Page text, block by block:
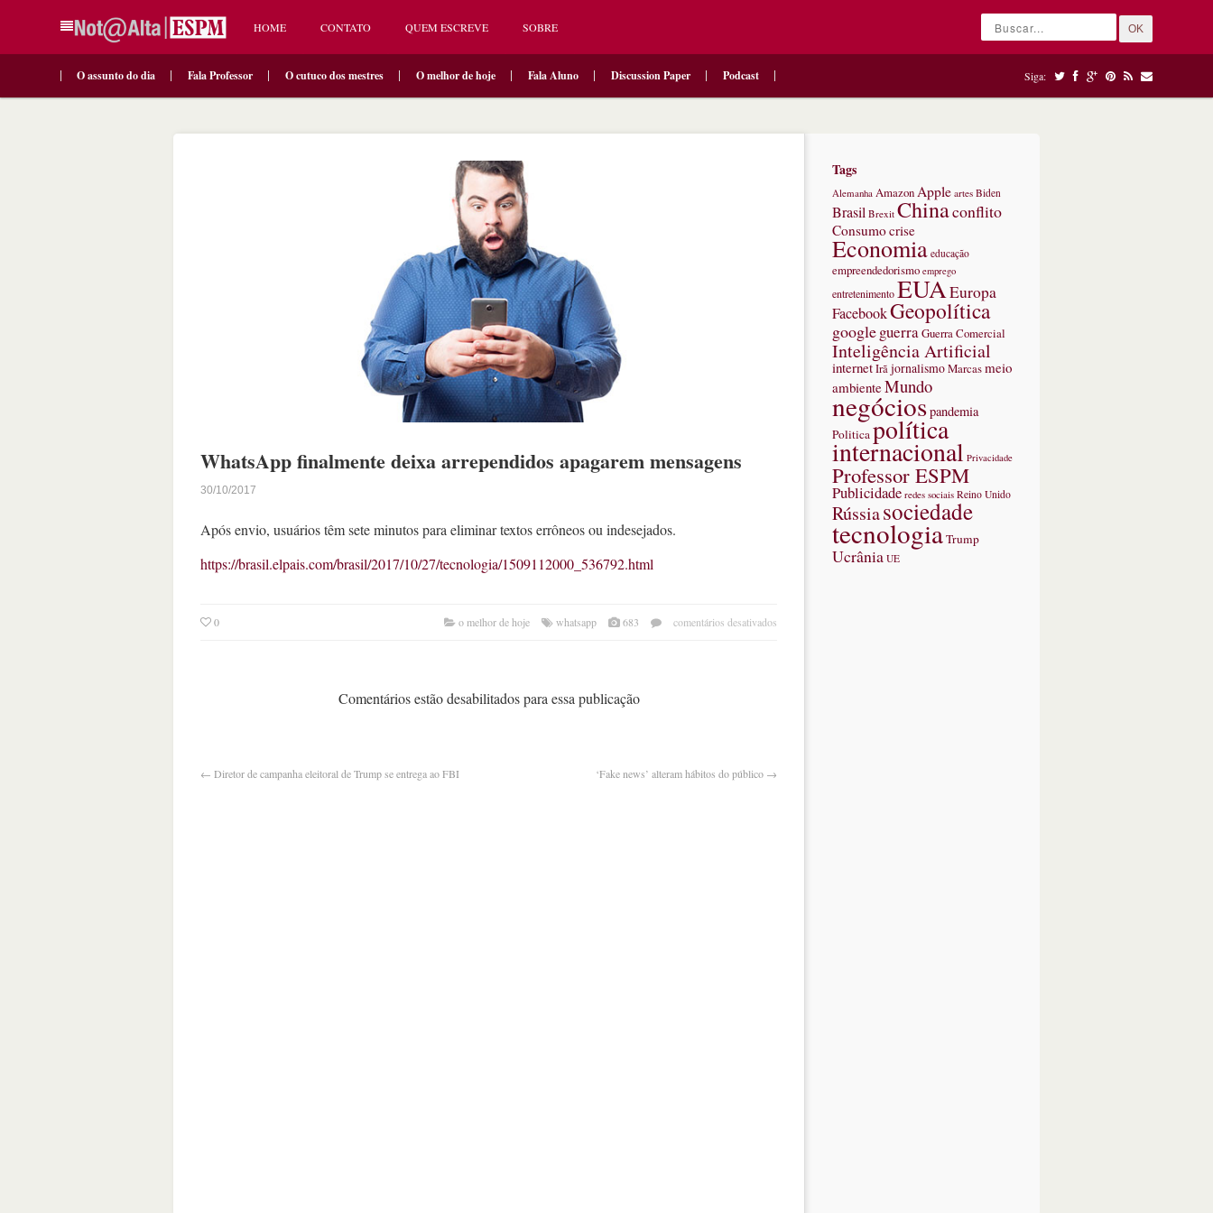
HOME CONTATO QUEM ESCREVE SOBRE OK
O assunto do dia Fala Professor O cutuco dos mestres O melhor de hoje Fala Aluno Discussion Paper Podcast Siga:
WhatsApp finalmente deixa arrependidos apagarem mensagens
30/10/2017
Após envio, usuários têm sete minutos para eliminar textos errôneos ou indesejados.
https://brasil.elpais.com/brasil/2017/10/27/tecnologia/1509112000_536792.html
0 o melhor de hoje whatsapp 683 comentários desativados
Comentários estão desabilitados para essa publicação
← Diretor de campanha eleitoral de Trump se entrega ao FBI ‘Fake news’ alteram hábitos do público →
Tags
Alemanha Amazon Apple artes Biden
Brasil Brexit Chinaconflito
Consumocrise
Economia educação
empreendedorismo emprego
entretenimentoEUAEuropa
FacebookGeopolítica
googleguerraGuerra Comercial
Inteligência Artificial
internetIrãjornalismoMarcasmeio
ambienteMundo
negóciospandemia
Politicapolítica
internacional Privacidade
Professor ESPM
Publicidade redes sociais Reino Unido
Rússiasociedade
tecnologiaTrump
Ucrânia UE